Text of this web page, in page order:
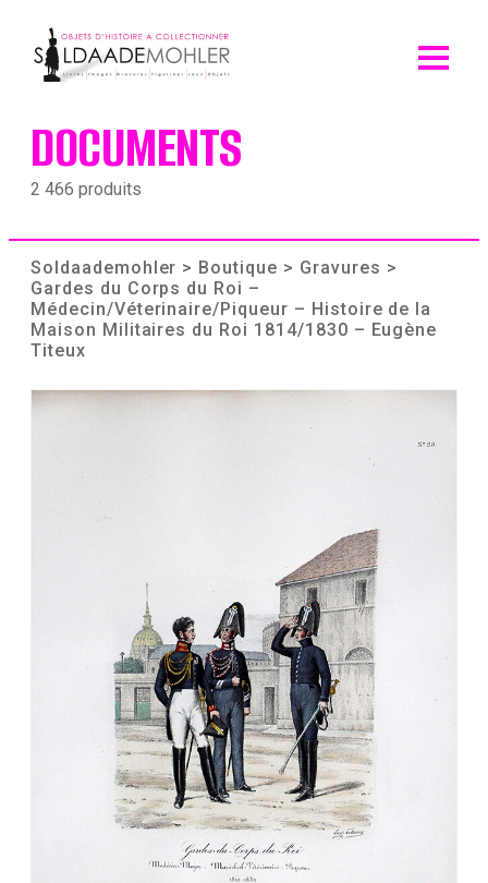
content
DOCUMENTS
2 466 produits
Soldaademohler > Boutique > Gravures >
Gardes du Corps du Roi –
Médecin/Véterinaire/Piqueur – Histoire de la
Maison Militaires du Roi 1814/1830 – Eugène
Titeux